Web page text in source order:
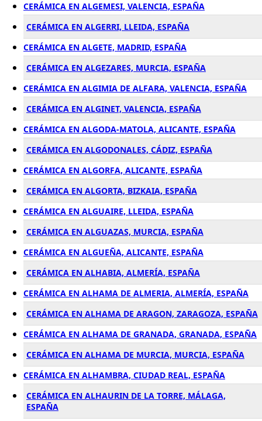
CERÁMICA EN ALGEMESI, VALENCIA, ESPAÑA
CERÁMICA EN ALGERRI, LLEIDA, ESPAÑA
CERÁMICA EN ALGETE, MADRID, ESPAÑA
CERÁMICA EN ALGEZARES, MURCIA, ESPAÑA
CERÁMICA EN ALGIMIA DE ALFARA, VALENCIA, ESPAÑA
CERÁMICA EN ALGINET, VALENCIA, ESPAÑA
CERÁMICA EN ALGODA-MATOLA, ALICANTE, ESPAÑA
CERÁMICA EN ALGODONALES, CÁDIZ, ESPAÑA
CERÁMICA EN ALGORFA, ALICANTE, ESPAÑA
CERÁMICA EN ALGORTA, BIZKAIA, ESPAÑA
CERÁMICA EN ALGUAIRE, LLEIDA, ESPAÑA
CERÁMICA EN ALGUAZAS, MURCIA, ESPAÑA
CERÁMICA EN ALGUEÑA, ALICANTE, ESPAÑA
CERÁMICA EN ALHABIA, ALMERÍA, ESPAÑA
CERÁMICA EN ALHAMA DE ALMERIA, ALMERÍA, ESPAÑA
CERÁMICA EN ALHAMA DE ARAGON, ZARAGOZA, ESPAÑA
CERÁMICA EN ALHAMA DE GRANADA, GRANADA, ESPAÑA
CERÁMICA EN ALHAMA DE MURCIA, MURCIA, ESPAÑA
CERÁMICA EN ALHAMBRA, CIUDAD REAL, ESPAÑA
CERÁMICA EN ALHAURIN DE LA TORRE, MÁLAGA,
ESPAÑA